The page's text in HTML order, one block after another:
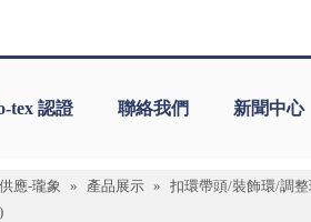
tex 認證 聯絡我們 新聞中心
應-瓏象 » 產品展示 » 扣環帶頭/裝飾環/調